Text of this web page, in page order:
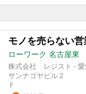
モノを売らない
ローワーク 名古屋東
株式会社 レジスト - 愛
サンナゴヤビル２
Ｆ